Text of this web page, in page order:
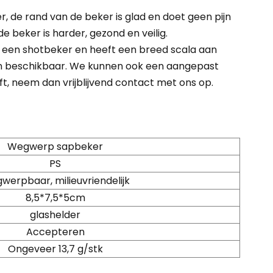
de rand van de beker is glad en doet geen pijn
beker is harder, gezond en veilig.
shotbeker en heeft een breed scala aan
We kunnen ook een aangepast
neem dan vrijblijvend contact met ons op.
Wegwerp sapbeker
PS
milieuvriendelijk
8,5*7,5*5cm
glashelder
Accepteren
Ongeveer 13,7 g/stk